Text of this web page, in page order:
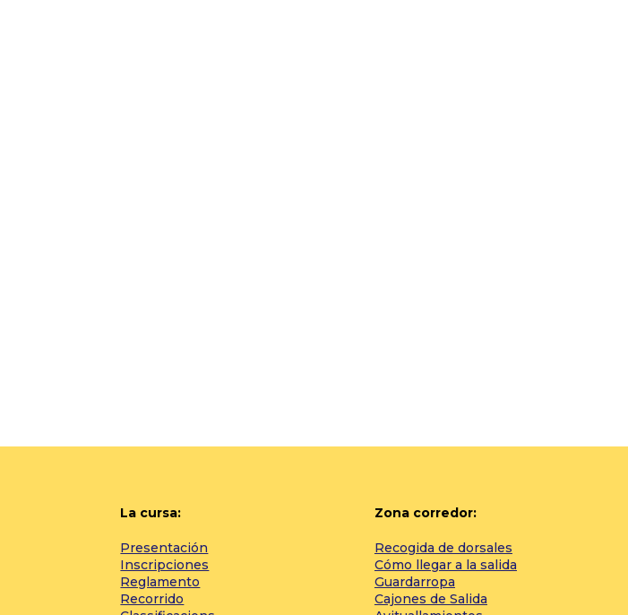
La cursa:
Presentación
Inscripciones
Reglamento
Recorrido
Zona corredor:
Recogida de dorsales
Cómo llegar a la salida
Guardarropa
Cajones de Salida